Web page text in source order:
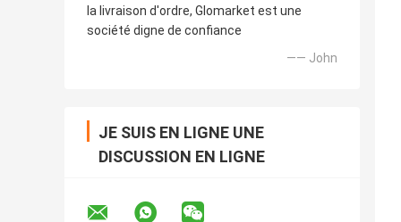
la livraison d'ordre, Glomarket est une
société digne de confiance
—— John
JE SUIS EN LIGNE UNE
DISCUSSION EN LIGNE